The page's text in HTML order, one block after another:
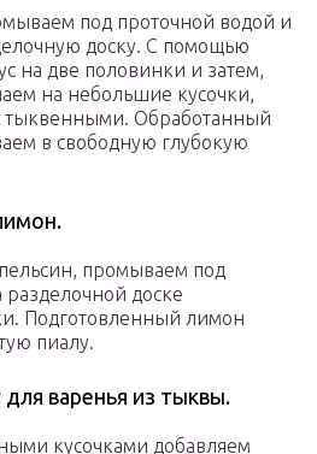
под проточной водой и
доску. С помощью
на две половинки и затем,
на небольшие кусочки,
тыквенными. Обработанный
в свободную глубокую
промываем под
доске
Подготовленный лимон
пиалу.
варенья из тыквы.
кусочками добавляем